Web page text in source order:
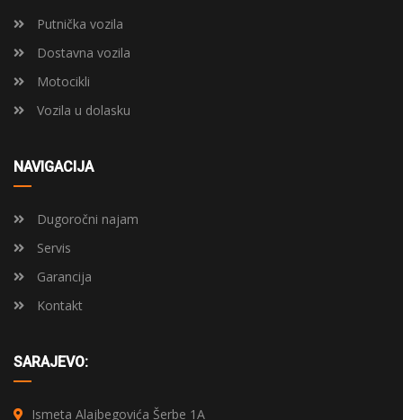
Putnička vozila
Dostavna vozila
Motocikli
Vozila u dolasku
NAVIGACIJA
Dugoročni najam
Servis
Garancija
Kontakt
SARAJEVO:
Ismeta Alajbegovića Šerbe 1A